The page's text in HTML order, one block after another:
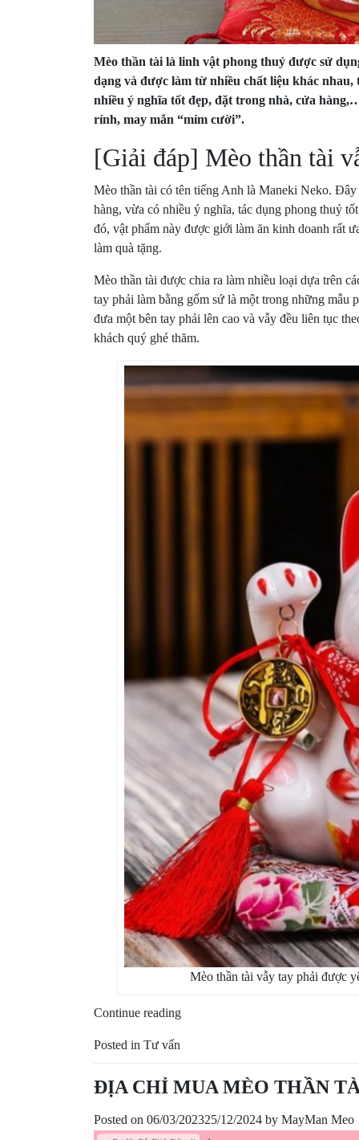
Mèo thần tài là linh vật phong thuỷ được sử
dạng và được làm từ nhiều chất liệu khác
nhiều ý nghĩa tốt đẹp, đặt trong nhà, cửa
rỉnh, may mắn “mỉm cười”.
[Giải đáp] Mèo thần tài
Mèo thần tài có tên tiếng Anh là Maneki Neko.
hàng, vừa có nhiều ý nghĩa, tác dụng phong thuỷ
đó, vật phẩm này được giới làm ăn kinh doanh rất
làm quà tặng.
Mèo thần tài được chia ra làm nhiều loại dựa trên
tay phải làm bằng gốm sứ là một trong những mẫu
đưa một bên tay phải lên cao và vẫy đều liên tục
khách quý ghé thăm.
Mèo thần tài vẫy tay phải được
Continue reading“Mèo
tay
có
Posted in Tư vấn
ĐỊA CHỈ MUA MÈO THẦN
Posted on 06/03/202325/12/2024 by MayMan Meo